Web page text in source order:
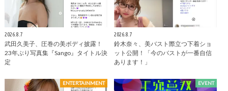
2026.8.7
武田久美子、圧巻の美ボディ披露！
23年ぶり写真集『Sango』タイトル決
定
2026.8.7
鈴木奈々、美バスト際立つ下着ショ
ット公開！「今のバストが一番自信
あります！」
ENTERTAINMENT EVENT